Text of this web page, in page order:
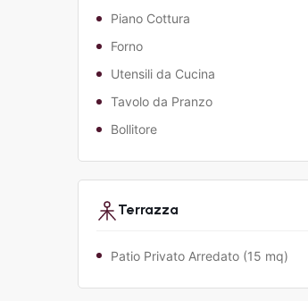
Piano Cottura
Forno
Utensili da Cucina
Tavolo da Pranzo
Bollitore
Terrazza
Patio Privato Arredato (15 mq)